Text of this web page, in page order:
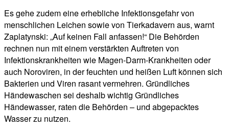
Es gehe zudem eine erhebliche Infektionsgefahr von
menschlichen Leichen sowie von Tierkadavern aus, warnt
Zaplatynski: „Auf keinen Fall anfassen!“ Die Behörden
rechnen nun mit einem verstärkten Auftreten von
Infektionskrankheiten wie Magen-Darm-Krankheiten oder
auch Noroviren, in der feuchten und heißen Luft können sich
Bakterien und Viren rasant vermehren. Gründliches
Händewaschen sei deshalb wichtig Gründliches
Händewasser, raten die Behörden – und abgepacktes
Wasser zu nutzen.